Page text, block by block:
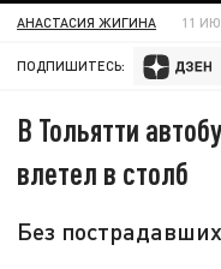
АНАСТАСИЯ ЖИГИНА 11
ПОДПИШИТЕСЬ:
В Тольятти
влетел в столб
Без